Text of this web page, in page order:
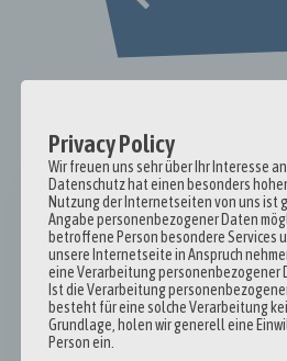
Hinweis zur
Die auf dieser Website
stammen soweit nicht explizit
den Federn unserer wunderbaren
Privacy Policy
Wir freuen uns sehr über Ihr Interesse
Datenschutz hat einen besonders
Nutzung der Internetseiten von uns ist
Angabe personenbezogener Daten
betroffene Person besondere Services
unsere Internetseite in Anspruch
eine Verarbeitung personenbezogener
Ist die Verarbeitung
besteht für eine solche Verarbeitung
Grundlage, holen wir generell eine
Person ein.